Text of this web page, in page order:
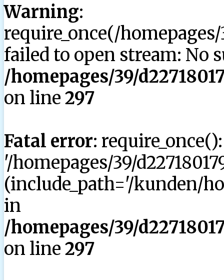
Warning:
require_once(/
failed to open stream: No
/homepages/39/
on line 297
Fatal error:
'/homepages/39/
(include_path='/kunden/
in
/homepages/39/
on line 297